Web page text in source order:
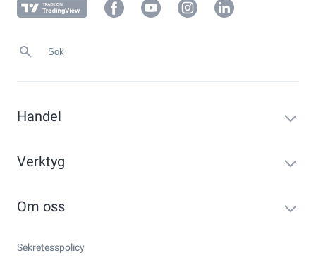
Handel
Verktyg
Om oss
Sekretesspolicy